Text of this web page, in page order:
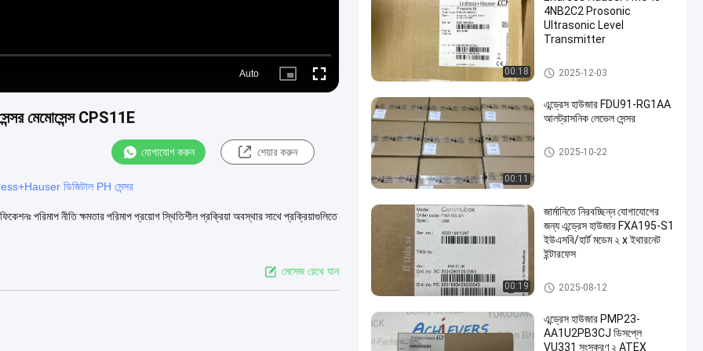
Auto
Picture- Fullscreen
মেমোসেন্স CPS11E
যোগাযোগ করুন শেয়ার করুন
ডিজিটাল PH সেন্সর
পরিমাপ নীতি ক্ষমতার পরিমাপ প্রয়োগ স্থিতিশীল প্রক্রিয়া অবস্থার সাথে প্রক্রিয়াগুলিতে
মেসেজ রেখে যান
00:18
4NB2C2 Prosonic
Ultrasonic Level
Transmitter
এন্ড্রেস+হাউজার ইনস্ট্রুমেন্টস
2025-12-03
00:11
এন্ড্রেস হাউজার FDU91-RG1AA
আলট্রাসনিক লেভেল সেন্সর
এন্ড্রেস+হাউজার ইনস্ট্রুমেন্টস
2025-10-22
00:19
জার্মানিতে নিরবচ্ছিন্ন যোগাযোগের
জন্য এন্ড্রেস হাউজার FXA195-S1
ইউএসবি/হার্ট মডেম ২ x ইথারনেট
ইন্টারফেস
এন্ড্রেস+হাউজার ইনস্ট্রুমেন্টস
2025-08-12
এন্ড্রেস হাউজার PMP23-
AA1U2PB3CJ ডিসপ্লে
VU331 সংস্করণ ২ ATEX